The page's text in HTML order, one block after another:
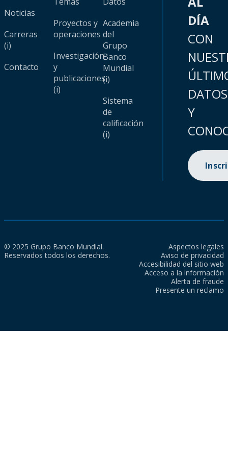
Noticias
Carreras
(i)
Contacto
Proyectos y
operaciones
Investigación
y
publicaciones
(i)
Academia
del
Grupo
Banco
Mundial
(i)
Sistema
de
calificación
(i)
DÍA
CON
DATOS
Y
© 2025 Grupo Banco Mundial.
Reservados todos los derechos.
Aspectos legales
Aviso de privacidad
Accesibilidad del sitio web
Acceso a la información
Alerta de fraude
Presente un reclamo